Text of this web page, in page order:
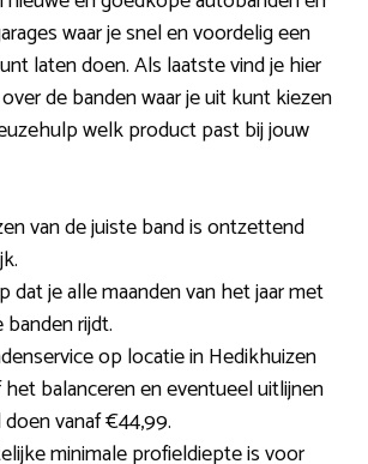
waar je snel en voordelig een
laten doen. Als laatste vind je hier
de banden waar je uit kunt kiezen
welk product past bij jouw
van de juiste band is ontzettend
dat je alle maanden van het jaar met
rijdt.
op locatie in Hedikhuizen
balanceren en eventueel uitlijnen
doen vanaf €44,99.
minimale profieldiepte is voor